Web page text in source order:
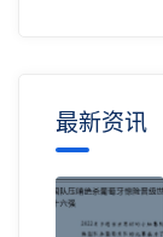
最新资讯